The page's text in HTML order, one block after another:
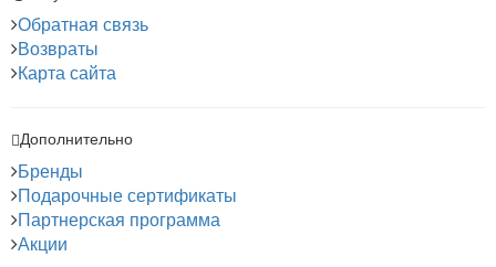
Обратная связь
Возвраты
Карта сайта
Дополнительно
Бренды
Подарочные сертификаты
Партнерская программа
Акции